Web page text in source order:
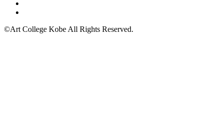
©Art College Kobe All Rights Reserved.